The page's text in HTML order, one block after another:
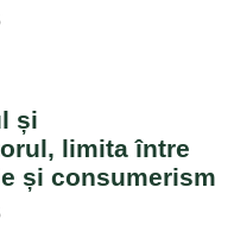
și
limita între
și consumerism